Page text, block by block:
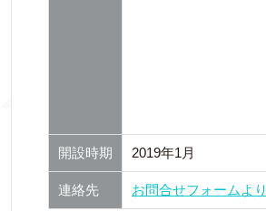
開設時期 2019年1月
連絡先 お問合せフォームより